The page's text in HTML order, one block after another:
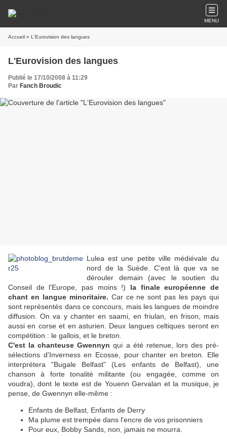
MENU
Accueil » L'Eurovision des langues
L'Eurovision des langues
Publié le 17/10/2008 à 11:29
Par Fanch Broudic
Lulea est une petite ville médiévale du
nord de la Suède. C'est là que va se
dérouler demain (avec le soutien du
Conseil de l'Europe, pas moins !) la finale européenne de
chant en langue minoritaire. Car ce ne sont pas les pays qui
sont représentés dans ce concours, mais les langues de moindre
diffusion. On va y chanter en saami, en friulan, en frison, mais
aussi en corse et en asturien. Deux langues celtiques seront en
compétition : le gallois, et le breton.
C'est la chanteuse Gwennyn qui a été retenue, lors des pré-
sélections d'Inverness en Ecosse, pour chanter en breton. Elle
interprétera "Bugale Belfast" (Les enfants de Belfast), une
chanson à forte tonalité militante (ou engagée, comme on
voudra), dont le texte est de Youenn Gervalan et la musique, je
pense, de Gwennyn elle-même :
Enfants de Belfast, Enfants de Derry
Ma plume est trempée dans l'encre de vos prisonniers
Pour eux, Bobby Sands, non, jamais ne mourra.